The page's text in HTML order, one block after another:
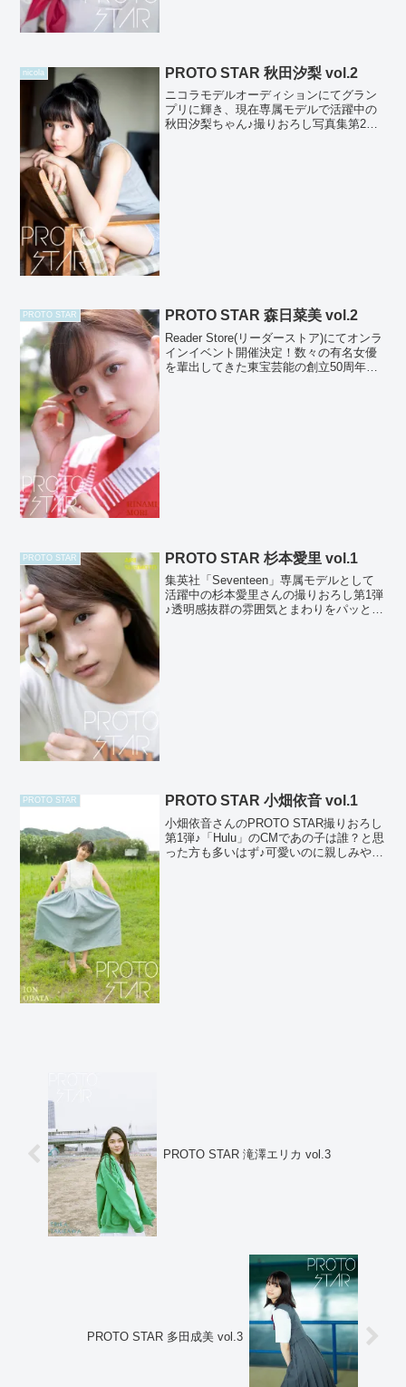
nicola PROTO STAR 秋田汐梨 vol.2
ニコラモデルオーディションにてグラン
プリに輝き、現在専属モデルで活躍中の
秋田汐梨ちゃん♪撮りおろし写真集第2弾
PROTO STAR PROTO STAR 森日菜美 vol.2
Reader Store(リーダーストア)にてオンラ
インイベント開催決定！数々の有名女優
を輩出してきた東宝芸能の創立50周年記
PROTO STAR PROTO STAR 杉本愛里 vol.1
集英社「Seventeen」専属モデルとして
活躍中の杉本愛里さんの撮りおろし第1弾
♪透明感抜群の雰囲気とまわりをパッと明
PROTO STAR PROTO STAR 小畑依音 vol.1
小畑依音さんのPROTO STAR撮りおろし
第1弾♪「Hulu」のCMであの子は誰？と思
った方も多いはず♪可愛いのに親しみやす
PROTO STAR 滝澤エリカ vol.3
PROTO STAR 多田成美 vol.3